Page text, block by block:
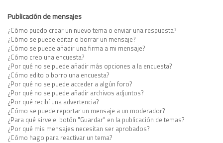
Publicación de mensajes
¿Cómo puedo crear un nuevo tema o enviar una respuesta?
¿Cómo se puede editar o borrar un mensaje?
¿Cómo se puede añadir una firma a mi mensaje?
¿Cómo creo una encuesta?
¿Por qué no se puede añadir más opciones a la encuesta?
¿Cómo edito o borro una encuesta?
¿Por qué no se puede acceder a algún foro?
¿Por qué no se puede añadir archivos adjuntos?
¿Por qué recibí una advertencia?
¿Cómo se puede reportar un mensaje a un moderador?
¿Para qué sirve el botón "Guardar" en la publicación de temas?
¿Por qué mis mensajes necesitan ser aprobados?
¿Cómo hago para reactivar un tema?